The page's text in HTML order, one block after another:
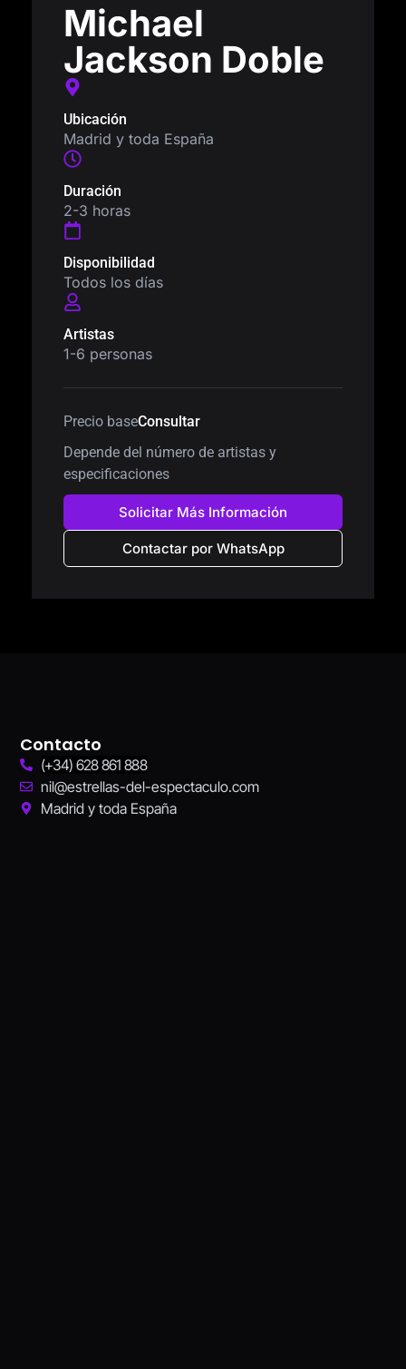
Michael
Jackson Doble
Ubicación
Madrid y toda España
Duración
2-3 horas
Disponibilidad
Todos los días
Artistas
1-6 personas
Precio baseConsultar
Depende del número de artistas y
especificaciones
Solicitar Más Información
Contactar por WhatsApp
Contacto
(+34) 628 861 888
nil@estrellas-del-espectaculo.com
Madrid y toda España